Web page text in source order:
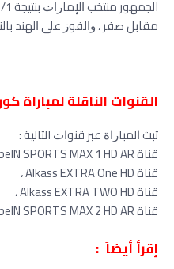
مقابل صفر ، ﻭﺍﻟﻔﻮﺯ ﻋﻠﻰ ﺍﻟﻬﻨﺪ
القنوات الناقلة لمباراة
ﺗﺒﺚ ﺍﻟﻤﺒﺎﺭﺍﺓ ﻋﺒﺮ ﻗﻨﻮﺍﺕ التالية :
قناة beIN SPORTS MAX 1 HD AR ،
قناة Alkass EXTRA One HD ،
قناة Alkass EXTRA TWO HD ،
قناة beIN SPORTS MAX 2 HD AR .
إقرأ أيضاً :